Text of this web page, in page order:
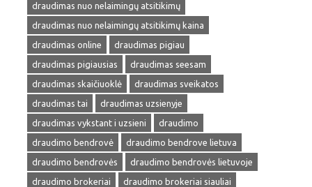
draudimas nuo nelaimingų atsitikimų
draudimas nuo nelaimingų atsitikimų kaina
draudimas online
draudimas pigiau
draudimas pigiausias
draudimas seesam
draudimas skaičiuoklė
draudimas sveikatos
draudimas tai
draudimas uzsienyje
draudimas vykstant i uzsieni
draudimo
draudimo bendrovė
draudimo bendrove lietuva
draudimo bendrovės
draudimo bendrovės lietuvoje
draudimo brokeriai
draudimo brokeriai siauliai